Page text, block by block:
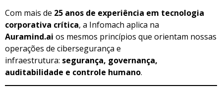
Com mais de 25 anos de experiência em tecnologia
corporativa crítica, a Infomach aplica na
Auramind.ai os mesmos princípios que orientam nossas
operações de cibersegurança e
infraestrutura: segurança, governança,
auditabilidade e controle humano.